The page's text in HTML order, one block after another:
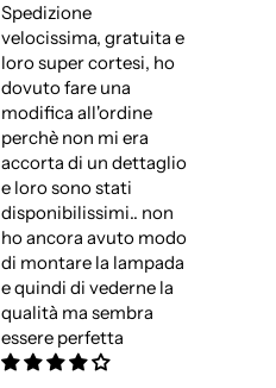
Spedizione
velocissima, gratuita e
loro super cortesi, ho
dovuto fare una
modifica all'ordine
perchè non mi era
accorta di un dettaglio
e loro sono stati
disponibilissimi.. non
ho ancora avuto modo
di montare la lampada
e quindi di vederne la
qualità ma sembra
essere perfetta